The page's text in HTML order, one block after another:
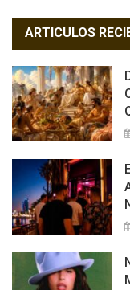
ARTICULOS